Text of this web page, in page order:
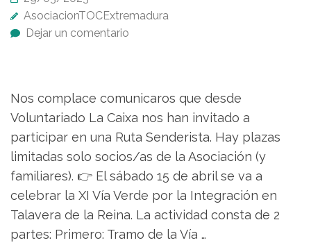
AsociacionTOCExtremadura
Dejar un comentario
Nos complace comunicaros que desde
Voluntariado La Caixa nos han invitado a
participar en una Ruta Senderista. Hay plazas
limitadas solo socios/as de la Asociación (y
familiares). 👉 El sábado 15 de abril se va a
celebrar la XI Vía Verde por la Integración en
Talavera de la Reina. La actividad consta de 2
partes: Primero: Tramo de la Vía …